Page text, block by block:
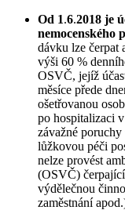
Od 1.6.2018 je
nemocenského
dávku lze čerpat
výši 60 %
OSVČ, jejíž
měsíce přede
ošetřovanou
po hospitalizaci
závažné
lůžkovou péči
nelze provést
(OSVČ)
výdělečnou
zaměstnání